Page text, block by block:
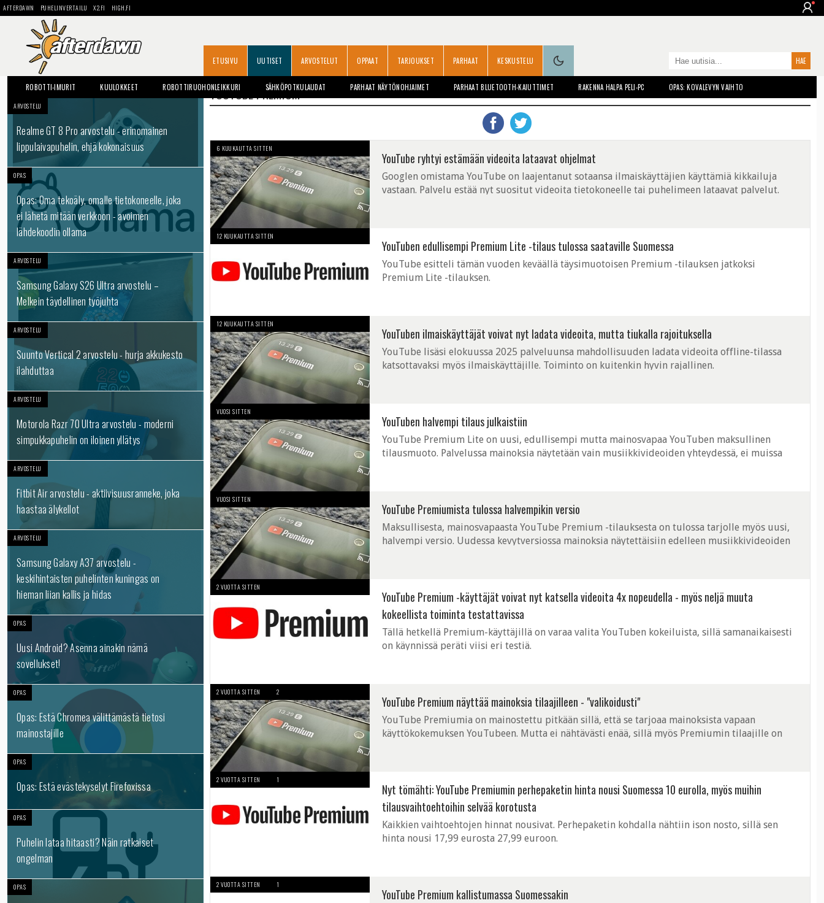
AFTERDAWN PUHELINVERTAILU X2.FI HIGH.FI
ETUSIVU UUTISET ARVOSTELUT OPPAAT TARJOUKSET PARHAAT KESKUSTELU
ROBOTTI-IMURIT KUULOKKEET ROBOTTIRUOHONLEIKKURI SÄHKÖPOTKULAUDAT PARHAAT NÄYTÖNOHJAIMET PARHAAT BLUETOOTH-KAIUTTIMET RAKENNA HALPA PELI-PC OPAS: KOVALEVYN VAIHTO
ARVOSTELU
Realme GT 8 Pro arvostelu - erinomainen
lippulaivapuhelin, ehjä kokonaisuus
OPAS
Opas: Oma tekoäly, omalle tietokoneelle, joka
ei lähetä mitään verkkoon - avoimen
lähdekoodin ollama
ARVOSTELU
Samsung Galaxy S26 Ultra arvostelu –
Melkein täydellinen työjuhta
ARVOSTELU
Suunto Vertical 2 arvostelu - hurja akkukesto
ilahduttaa
ARVOSTELU
Motorola Razr 70 Ultra arvostelu - moderni
simpukkapuhelin on iloinen yllätys
ARVOSTELU
Fitbit Air arvostelu - aktiivisuusranneke, joka
haastaa älykellot
ARVOSTELU
Samsung Galaxy A37 arvostelu -
keskihintaisten puhelinten kuningas on
hieman liian kallis ja hidas
OPAS
Uusi Android? Asenna ainakin nämä
sovellukset!
OPAS
Opas: Estä Chromea välittämästä tietosi
mainostajille
OPAS
Opas: Estä evästekyselyt Firefoxissa
OPAS
Puhelin lataa hitaasti? Näin ratkaiset
ongelman
OPAS
YOUTUBE PREMIUM
6 KUUKAUTTA SITTEN
YouTube ryhtyi estämään videoita lataavat ohjelmat
Googlen omistama YouTube on laajentanut sotaansa ilmaiskäyttäjien käyttämiä kikkailuja
vastaan. Palvelu estää nyt suositut videoita tietokoneelle tai puhelimeen lataavat palvelut.
12 KUUKAUTTA SITTEN
YouTuben edullisempi Premium Lite -tilaus tulossa saataville Suomessa
YouTube esitteli tämän vuoden keväällä täysimuotoisen Premium -tilauksen jatkoksi
Premium Lite -tilauksen.
12 KUUKAUTTA SITTEN
YouTuben ilmaiskäyttäjät voivat nyt ladata videoita, mutta tiukalla rajoituksella
YouTube lisäsi elokuussa 2025 palveluunsa mahdollisuuden ladata videoita offline-tilassa
katsottavaksi myös ilmaiskäyttäjille. Toiminto on kuitenkin hyvin rajallinen.
VUOSI SITTEN
YouTuben halvempi tilaus julkaistiin
YouTube Premium Lite on uusi, edullisempi mutta mainosvapaa YouTuben maksullinen
tilausmuoto. Palvelussa mainoksia näytetään vain musiikkivideoiden yhteydessä, ei muissa
VUOSI SITTEN
YouTube Premiumista tulossa halvempikin versio
Maksullisesta, mainosvapaasta YouTube Premium -tilauksesta on tulossa tarjolle myös uusi,
halvempi versio. Uudessa kevytversiossa mainoksia näytettäisiin edelleen musiikkivideoiden
2 VUOTTA SITTEN
YouTube Premium -käyttäjät voivat nyt katsella videoita 4x nopeudella - myös neljä muuta
kokeellista toiminta testattavissa
Tällä hetkellä Premium-käyttäjillä on varaa valita YouTuben kokeiluista, sillä samanaikaisesti
on käynnissä peräti viisi eri testiä.
2 VUOTTA SITTEN 2
YouTube Premium näyttää mainoksia tilaajilleen - "valikoidusti"
YouTube Premiumia on mainostettu pitkään sillä, että se tarjoaa mainoksista vapaan
käyttökokemuksen YouTubeen. Mutta ei nähtävästi enää, sillä myös Premiumin tilaajille on
2 VUOTTA SITTEN 1
Nyt tömähti: YouTube Premiumin perhepaketin hinta nousi Suomessa 10 eurolla, myös muihin
tilausvaihtoehtoihin selvää korotusta
Kaikkien vaihtoehtojen hinnat nousivat. Perhepaketin kohdalla nähtiin ison nosto, sillä sen
hinta nousi 17,99 eurosta 27,99 euroon.
2 VUOTTA SITTEN 1
YouTube Premium kallistumassa Suomessakin